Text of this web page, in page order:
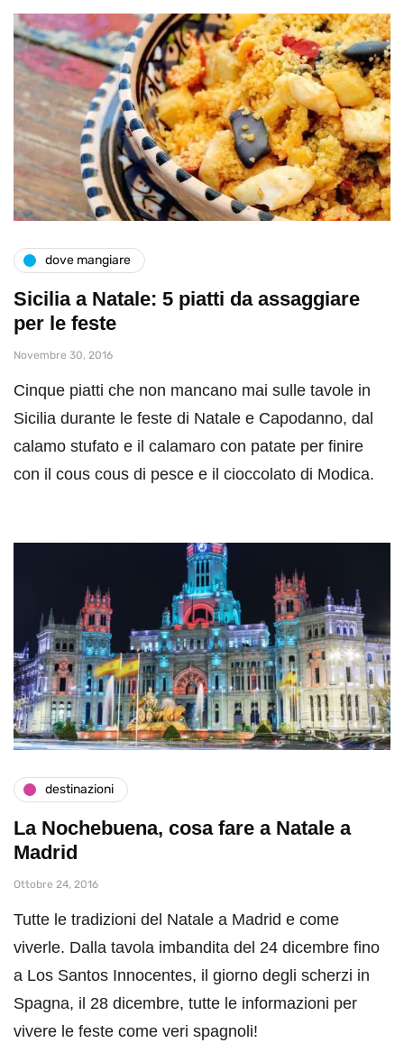
dove mangiare
Sicilia a Natale: 5 piatti da assaggiare
per le feste
Novembre 30, 2016
Cinque piatti che non mancano mai sulle tavole in
Sicilia durante le feste di Natale e Capodanno, dal
calamo stufato e il calamaro con patate per finire
con il cous cous di pesce e il cioccolato di Modica.
destinazioni
La Nochebuena, cosa fare a Natale a
Madrid
Ottobre 24, 2016
Tutte le tradizioni del Natale a Madrid e come
viverle. Dalla tavola imbandita del 24 dicembre fino
a Los Santos Innocentes, il giorno degli scherzi in
Spagna, il 28 dicembre, tutte le informazioni per
vivere le feste come veri spagnoli!